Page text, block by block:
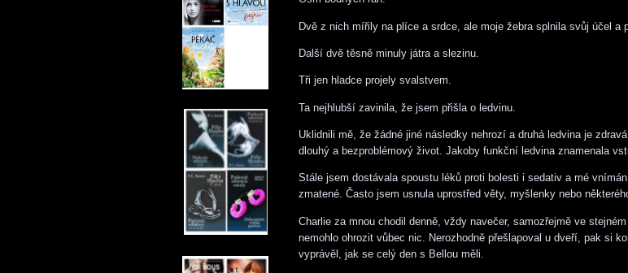
Dvě z nich mířily na plíce a srdce, ale moje žebra splnila svůj účel a
Další dvě těsně minuly játra a slezinu.
Tři jen hladce projely svalstvem.
Ta nejhlubší zavinila, že jsem přišla o ledvinu.
Uklidnili mě, že žádné jiné následky nehrozí a druhá ledvina je
dlouhý a bezproblémový život. Jakoby funkční ledvina znamenala
Stále jsem dostávala spoustu léků proti bolesti i sedativ a mé
zmatené. Často jsem usnula uprostřed věty, myšlenky nebo
Charlie za mnou chodil denně, vždy navečer, samozřejmě ve
nemohlo ohrozit vůbec nic. Nerozhodně přešlapoval u dveří, pak si
vyprávěl, jak se celý den s Bellou měli.